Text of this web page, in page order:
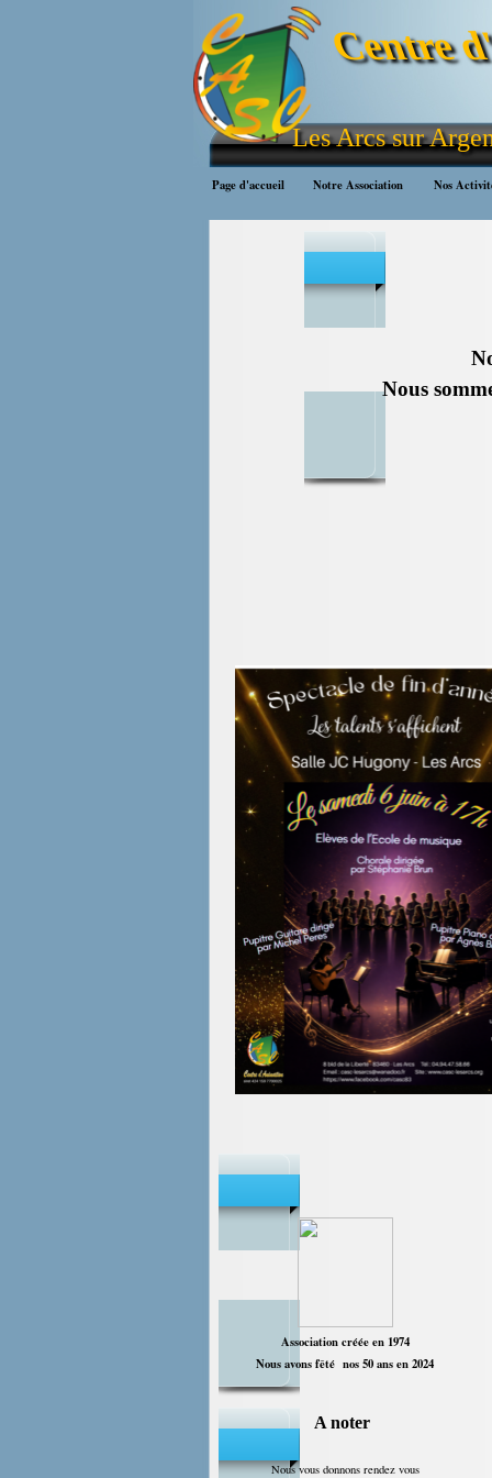
Centre
Les Arcs sur
Page d'accueil Notre Association ▼
Nos
Nous
Association créée en 1974
Nous avons fêté nos 50 ans en 2024
A noter
Nous vous donnons rendez vous